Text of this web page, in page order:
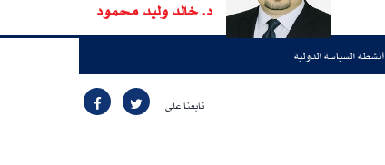
د. خالد وليد محمود
أنشطة السياسة الدولية
تابعنا على